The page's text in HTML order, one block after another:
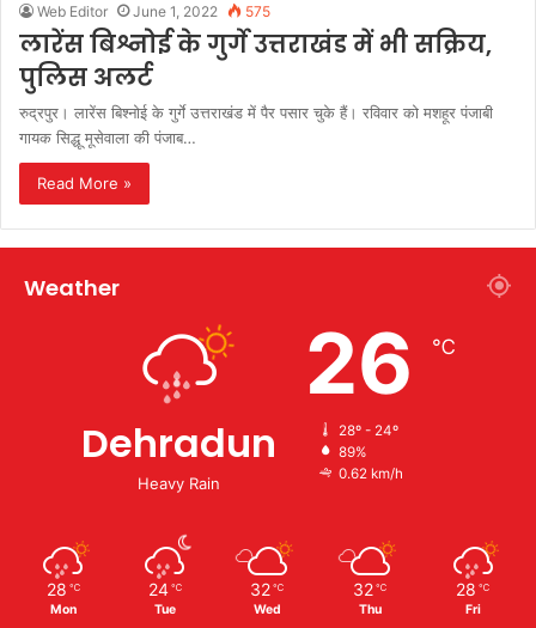
Web Editor June 1, 2022 575
लारेंस बिश्नोई के गुर्गे उत्तराखंड में भी सक्रिय,
पुलिस अलर्ट
रुद्रपुर। लारेंस बिश्नोई के गुर्गे उत्तराखंड में पैर पसार चुके हैं। रविवार को मशहूर पंजाबी
गायक सिद्धू मूसेवाला की पंजाब…
Read More »
Weather
Dehradun
Heavy Rain
26 ℃
28º - 24º
89%
0.62 km/h
28 ℃
Mon
24 ℃
Tue
32 ℃
Wed
32 ℃
Thu
28 ℃
Fri